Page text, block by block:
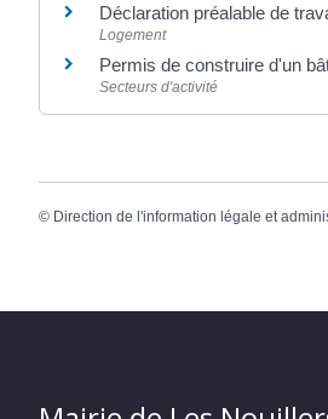
Déclaration préalable de
Logement
Permis de construire d'un
Secteurs d'activité
© Direction de l'information légale et